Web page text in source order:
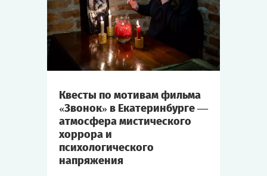
Квесты по мотивам фильма
«Звонок» в Екатеринбурге —
атмосфера мистического
хоррора и
психологического
напряжения